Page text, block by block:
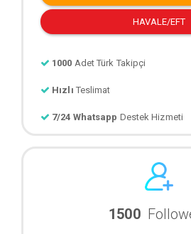
HAVALE/EFT
1000 Adet Türk Takipçi
Hızlı Teslimat
7/24 Whatsapp
1500